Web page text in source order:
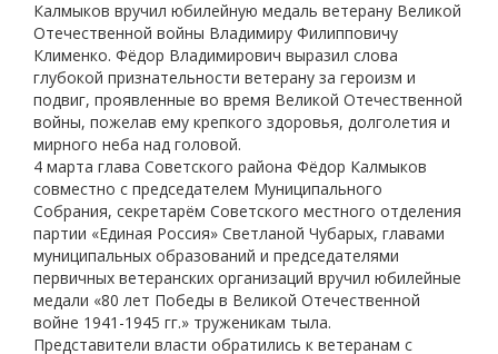
Калмыков вручил юбилейную медаль ветерану Великой
Отечественной войны Владимиру Филипповичу
Клименко. Фёдор Владимирович выразил слова
глубокой признательности ветерану за героизм и
подвиг, проявленные во время Великой Отечественной
войны, пожелав ему крепкого здоровья, долголетия и
мирного неба над головой.
4 марта глава Советского района Фёдор Калмыков
совместно с председателем Муниципального
Собрания, секретарём Советского местного отделения
партии «Единая Россия» Светланой Чубарых, главами
муниципальных образований и председателями
первичных ветеранских организаций вручил юбилейные
медали «80 лет Победы в Великой Отечественной
войне 1941-1945 гг.» труженикам тыла.
Представители власти обратились к ветеранам с